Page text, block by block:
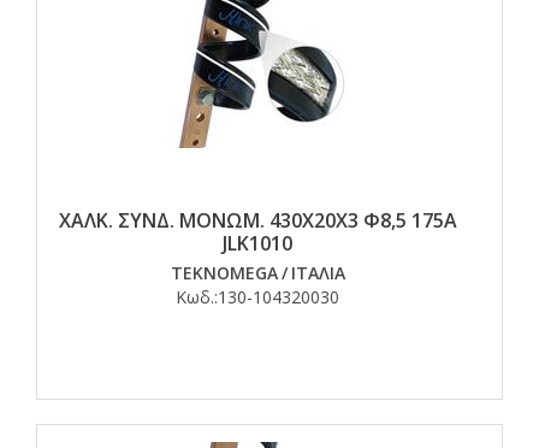
ΧΑΛΚ. ΣΥΝΔ. ΜΟΝΩΜ. 430Χ20Χ3 Φ8,5 175Α
JLK1010
TEKNOMEGA/ ΙΤΑΛΙΑ
Κωδ.:130-104320030